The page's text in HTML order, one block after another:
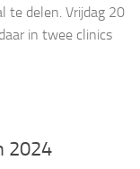
te delen. Vrijdag 20
in twee clinics
2024